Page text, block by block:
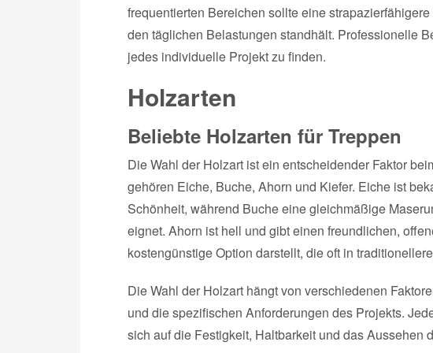
frequentierten Bereichen sollte eine
den täglichen Belastungen standhält. Professionelle
jedes individuelle Projekt zu finden.
Holzarten
Beliebte Holzarten für Treppen
Die Wahl der Holzart ist ein entscheidender Faktor
gehören Eiche, Buche, Ahorn und Kiefer. Eiche ist
Schönheit, während Buche eine gleichmäßige
eignet. Ahorn ist hell und gibt einen freundlichen,
kostengünstige Option darstellt, die oft in
Die Wahl der Holzart hängt von verschiedenen
und die spezifischen Anforderungen des Projekts.
sich auf die Festigkeit, Haltbarkeit und das Aussehen